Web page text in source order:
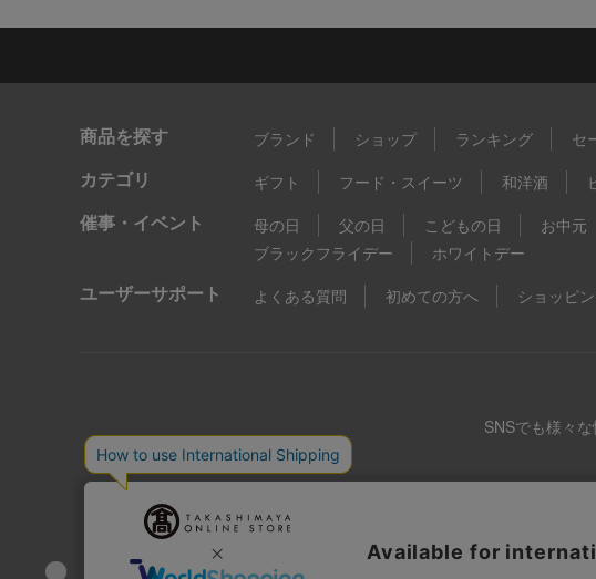
商品を探す ブランド ショップ ランキング セ
カテゴリ ギフト フード・スイーツ 和洋酒
催事・イベント 母の日 父の日 こどもの日 お中元
ブラックフライデー
ホワイトデー
ユーザーサポート よくある質問 初めての方へ ショッピ
SNSでも様々